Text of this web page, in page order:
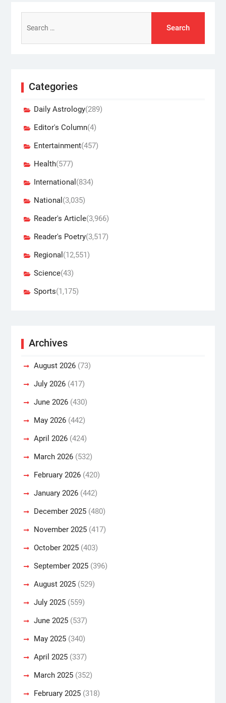
for:
Categories
Daily Astrology(289)
Editor's Column(4)
Entertainment(457)
Health(577)
International (834)
National (3,035)
Reader's Article(3,966)
Reader's Poetry(3,517)
Regional (12,551)
Science(43)
Sports(1,175)
Archives
August 2026(73)
July 2026(417)
June 2026(430)
May 2026(442)
April 2026(424)
March 2026(532)
February 2026(420)
January 2026(442)
December 2025(480)
November 2025(417)
October 2025(403)
September 2025(396)
August 2025(529)
July 2025(559)
June 2025(537)
May 2025(340)
April 2025(337)
March 2025(352)
February 2025(318)